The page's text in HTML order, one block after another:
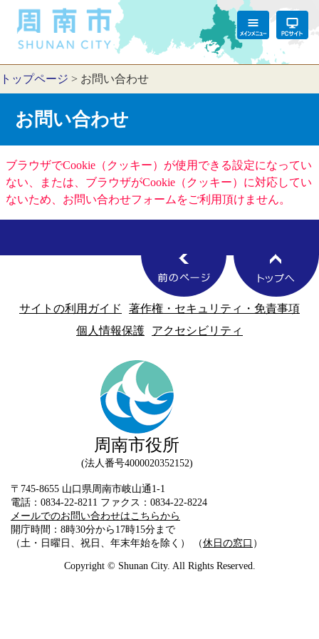
トップページ > お問い合わせ
お問い合わせ
ブラウザでCookie（クッキー）が使用できる設定になってい
ない、または、ブラウザがCookie（クッキー）に対応してい
ないため、お問い合わせフォームをご利用頂けません。
サイトの利用ガイド
著作権・セキュリティ・免責事項
個人情報保護
アクセシビリティ
周南市役所
法人番号4000020352152
〒745-8655 山口県周南市岐山通1-1
電話：0834-22-8211 ファクス：0834-22-8224
メールでのお問い合わせはこちらから
開庁時間：8時30分から17時15分まで
（土・日曜日、祝日、年末年始を除く） （休日の窓口 ）
Copyright © Shunan City. All Rights Reserved.